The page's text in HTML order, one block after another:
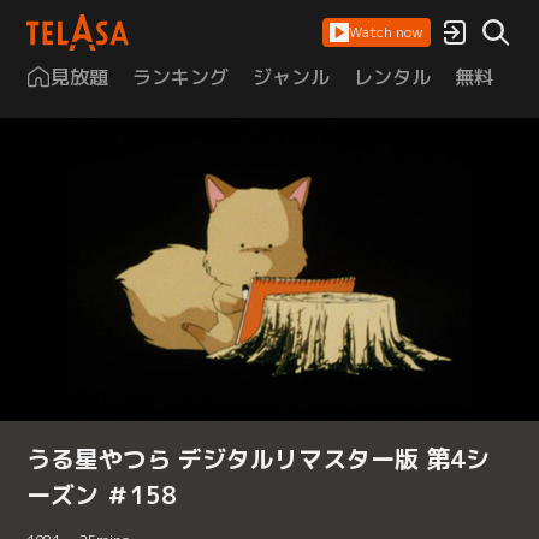
Watch now
見放題 ランキング ジャンル レンタル 無料
うる星やつら デジタルリマスター版 第4シ
ーズン ＃158